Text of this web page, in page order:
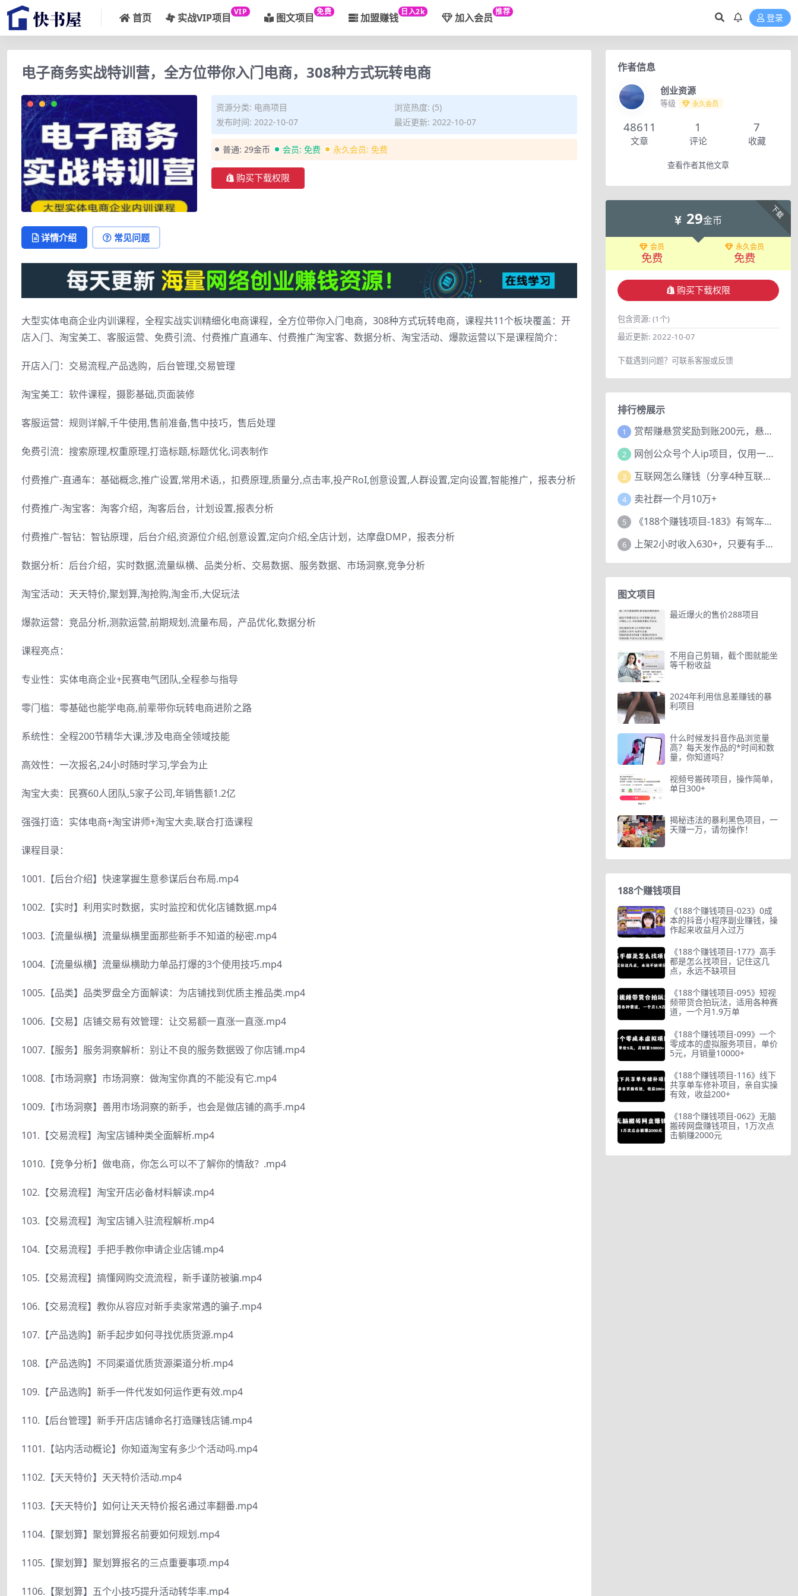
首页 实战VIP项目 VIP 图文项目 免费 加盟赚钱 日入2k 加入会员 推荐
登录
电子商务实战特训营，全方位带你入门电商，308种方式玩转电商
资源分类: 电商项目
浏览热度: (5)
发布时间: 2022-10-07
最近更新: 2022-10-07
普通: 29金币 会员: 免费 永久会员: 免费
购买下载权限
详情介绍 常见问题
大型实体电商企业内训课程，全程实战实训精细化电商课程，全方位带你入门电商，308种方式玩转电商，课程共11个板块覆盖：开
店入门、淘宝美工、客服运营、免费引流、付费推广直通车、付费推广淘宝客、数据分析、淘宝活动、爆款运营以下是课程简介：
开店入门：交易流程,产品选购，后台管理,交易管理
淘宝美工：软件课程，摄影基础,页面装修
客服运营：规则详解,千牛使用,售前准备,售中技巧，售后处理
免费引流：搜索原理,权重原理,打造标题,标题优化,词表制作
付费推广-直通车：基础概念,推广设置,常用术语,，扣费原理,质量分,点击率,投产RoI,创意设置,人群设置,定向设置,智能推广，报表分析
付费推广-淘宝客：淘客介绍，淘客后台，计划设置,报表分析
付费推广-智钻：智钻原理，后台介绍,资源位介绍,创意设置,定向介绍,全店计划，达摩盘DMP，报表分析
数据分析：后台介绍，实时数据,流量纵横、品类分析、交易数据、服务数据、市场洞察,竞争分析
淘宝活动：天天特价,聚划算,淘抢购,淘金币,大促玩法
爆款运营：竞品分析,测款运营,前期规划,流量布局，产品优化,数据分析
课程亮点：
专业性：实体电商企业+民赛电气团队,全程参与指导
零门槛：零基础也能学电商,前辈带你玩转电商进阶之路
系统性：全程200节精华大课,涉及电商全领域技能
高效性：一次报名,24小时随时学习,学会为止
淘宝大卖：民赛60人团队,5家子公司,年销售额1.2亿
强强打造：实体电商+淘宝讲师+淘宝大卖,联合打造课程
课程目录：
1001.【后台介绍】快速掌握生意参谋后台布局.mp4
1002.【实时】利用实时数据，实时监控和优化店铺数据.mp4
1003.【流量纵横】流量纵横里面那些新手不知道的秘密.mp4
1004.【流量纵横】流量纵横助力单品打爆的3个使用技巧.mp4
1005.【品类】品类罗盘全方面解读：为店铺找到优质主推品类.mp4
1006.【交易】店铺交易有效管理：让交易额一直涨一直涨.mp4
1007.【服务】服务洞察解析：别让不良的服务数据毁了你店铺.mp4
1008.【市场洞察】市场洞察：做淘宝你真的不能没有它.mp4
1009.【市场洞察】善用市场洞察的新手，也会是做店铺的高手.mp4
101.【交易流程】淘宝店铺种类全面解析.mp4
1010.【竞争分析】做电商，你怎么可以不了解你的情敌？.mp4
102.【交易流程】淘宝开店必备材料解读.mp4
103.【交易流程】淘宝店铺入驻流程解析.mp4
104.【交易流程】手把手教你申请企业店铺.mp4
105.【交易流程】搞懂网购交流流程，新手谨防被骗.mp4
106.【交易流程】教你从容应对新手卖家常遇的骗子.mp4
107.【产品选购】新手起步如何寻找优质货源.mp4
108.【产品选购】不同渠道优质货源渠道分析.mp4
109.【产品选购】新手一件代发如何运作更有效.mp4
110.【后台管理】新手开店店铺命名打造赚钱店铺.mp4
1101.【站内活动概论】你知道淘宝有多少个活动吗.mp4
1102.【天天特价】天天特价活动.mp4
1103.【天天特价】如何让天天特价报名通过率翻番.mp4
1104.【聚划算】聚划算报名前要如何规划.mp4
1105.【聚划算】聚划算报名的三点重要事项.mp4
1106.【聚划算】五个小技巧提升活动转华率.mp4
作者信息
创业资源
等级 永久会员
48611
文章
1
评论
7
收藏
查看作者其他文章
下载
29金币
会员
免费
永久会员
免费
购买下载权限
包含资源: (1个)
最近更新: 2022-10-07
下载遇到问题？可联系客服或反馈
排行榜展示
1 赏帮赚悬赏奖励到账200元，悬赏任务多劳多得，人人可做。
2 网创公众号个人ip项目，仅用一篇文章做到全网引流！
3 互联网怎么赚钱（分享4种互联网赚钱模式）
4 卖社群一个月10万+
5 《188个赚钱项目-183》有驾车评项目，动动小手，复制粘贴赚44元！
6 上架2小时收入630+，只要有手就能做的AI搞钱项目，奶奶看完都能学会!
图文项目
最近爆火的售价288项目
不用自己剪辑，截个图就能坐
等千粉收益
2024年利用信息差赚钱的暴
利项目
什么时候发抖音作品浏览量
高？每天发作品的*时间和数
量，你知道吗？
视频号搬砖项目，操作简单，
单日300+
揭秘违法的暴利黑色项目，一
天赚一万，请勿操作！
188个赚钱项目
《188个赚钱项目-023》0成
本的抖音小程序副业赚钱，操
作起来收益月入过万
《188个赚钱项目-177》高手
都是怎么找项目，记住这几
点，永远不缺项目
《188个赚钱项目-095》短视
频带货合拍玩法，适用各种赛
道，一个月1.9万单
《188个赚钱项目-099》一个
零成本的虚拟服务项目，单价
5元，月销量10000+
《188个赚钱项目-116》线下
共享单车修补项目，亲自实操
有效，收益200+
《188个赚钱项目-062》无脑
搬砖网盘赚钱项目，1万次点
击躺赚2000元